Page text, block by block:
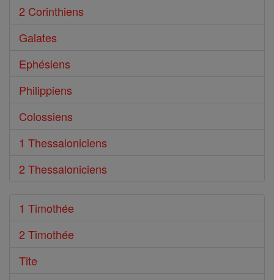
2 Corinthiens
Galates
Ephésiens
Philippiens
Colossiens
1 Thessaloniciens
2 Thessaloniciens
1 Timothée
2 Timothée
Tite